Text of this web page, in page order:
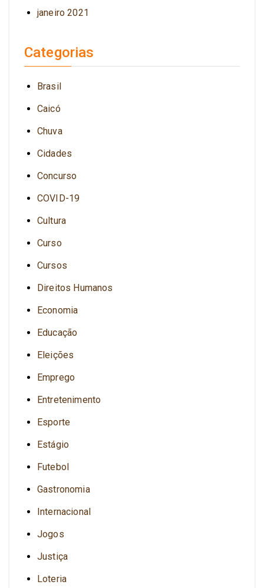
janeiro 2021
Categorias
Brasil
Caicó
Chuva
Cidades
Concurso
COVID-19
Cultura
Curso
Cursos
Direitos Humanos
Economia
Educação
Eleições
Emprego
Entretenimento
Esporte
Estágio
Futebol
Gastronomia
Internacional
Jogos
Justiça
Loteria